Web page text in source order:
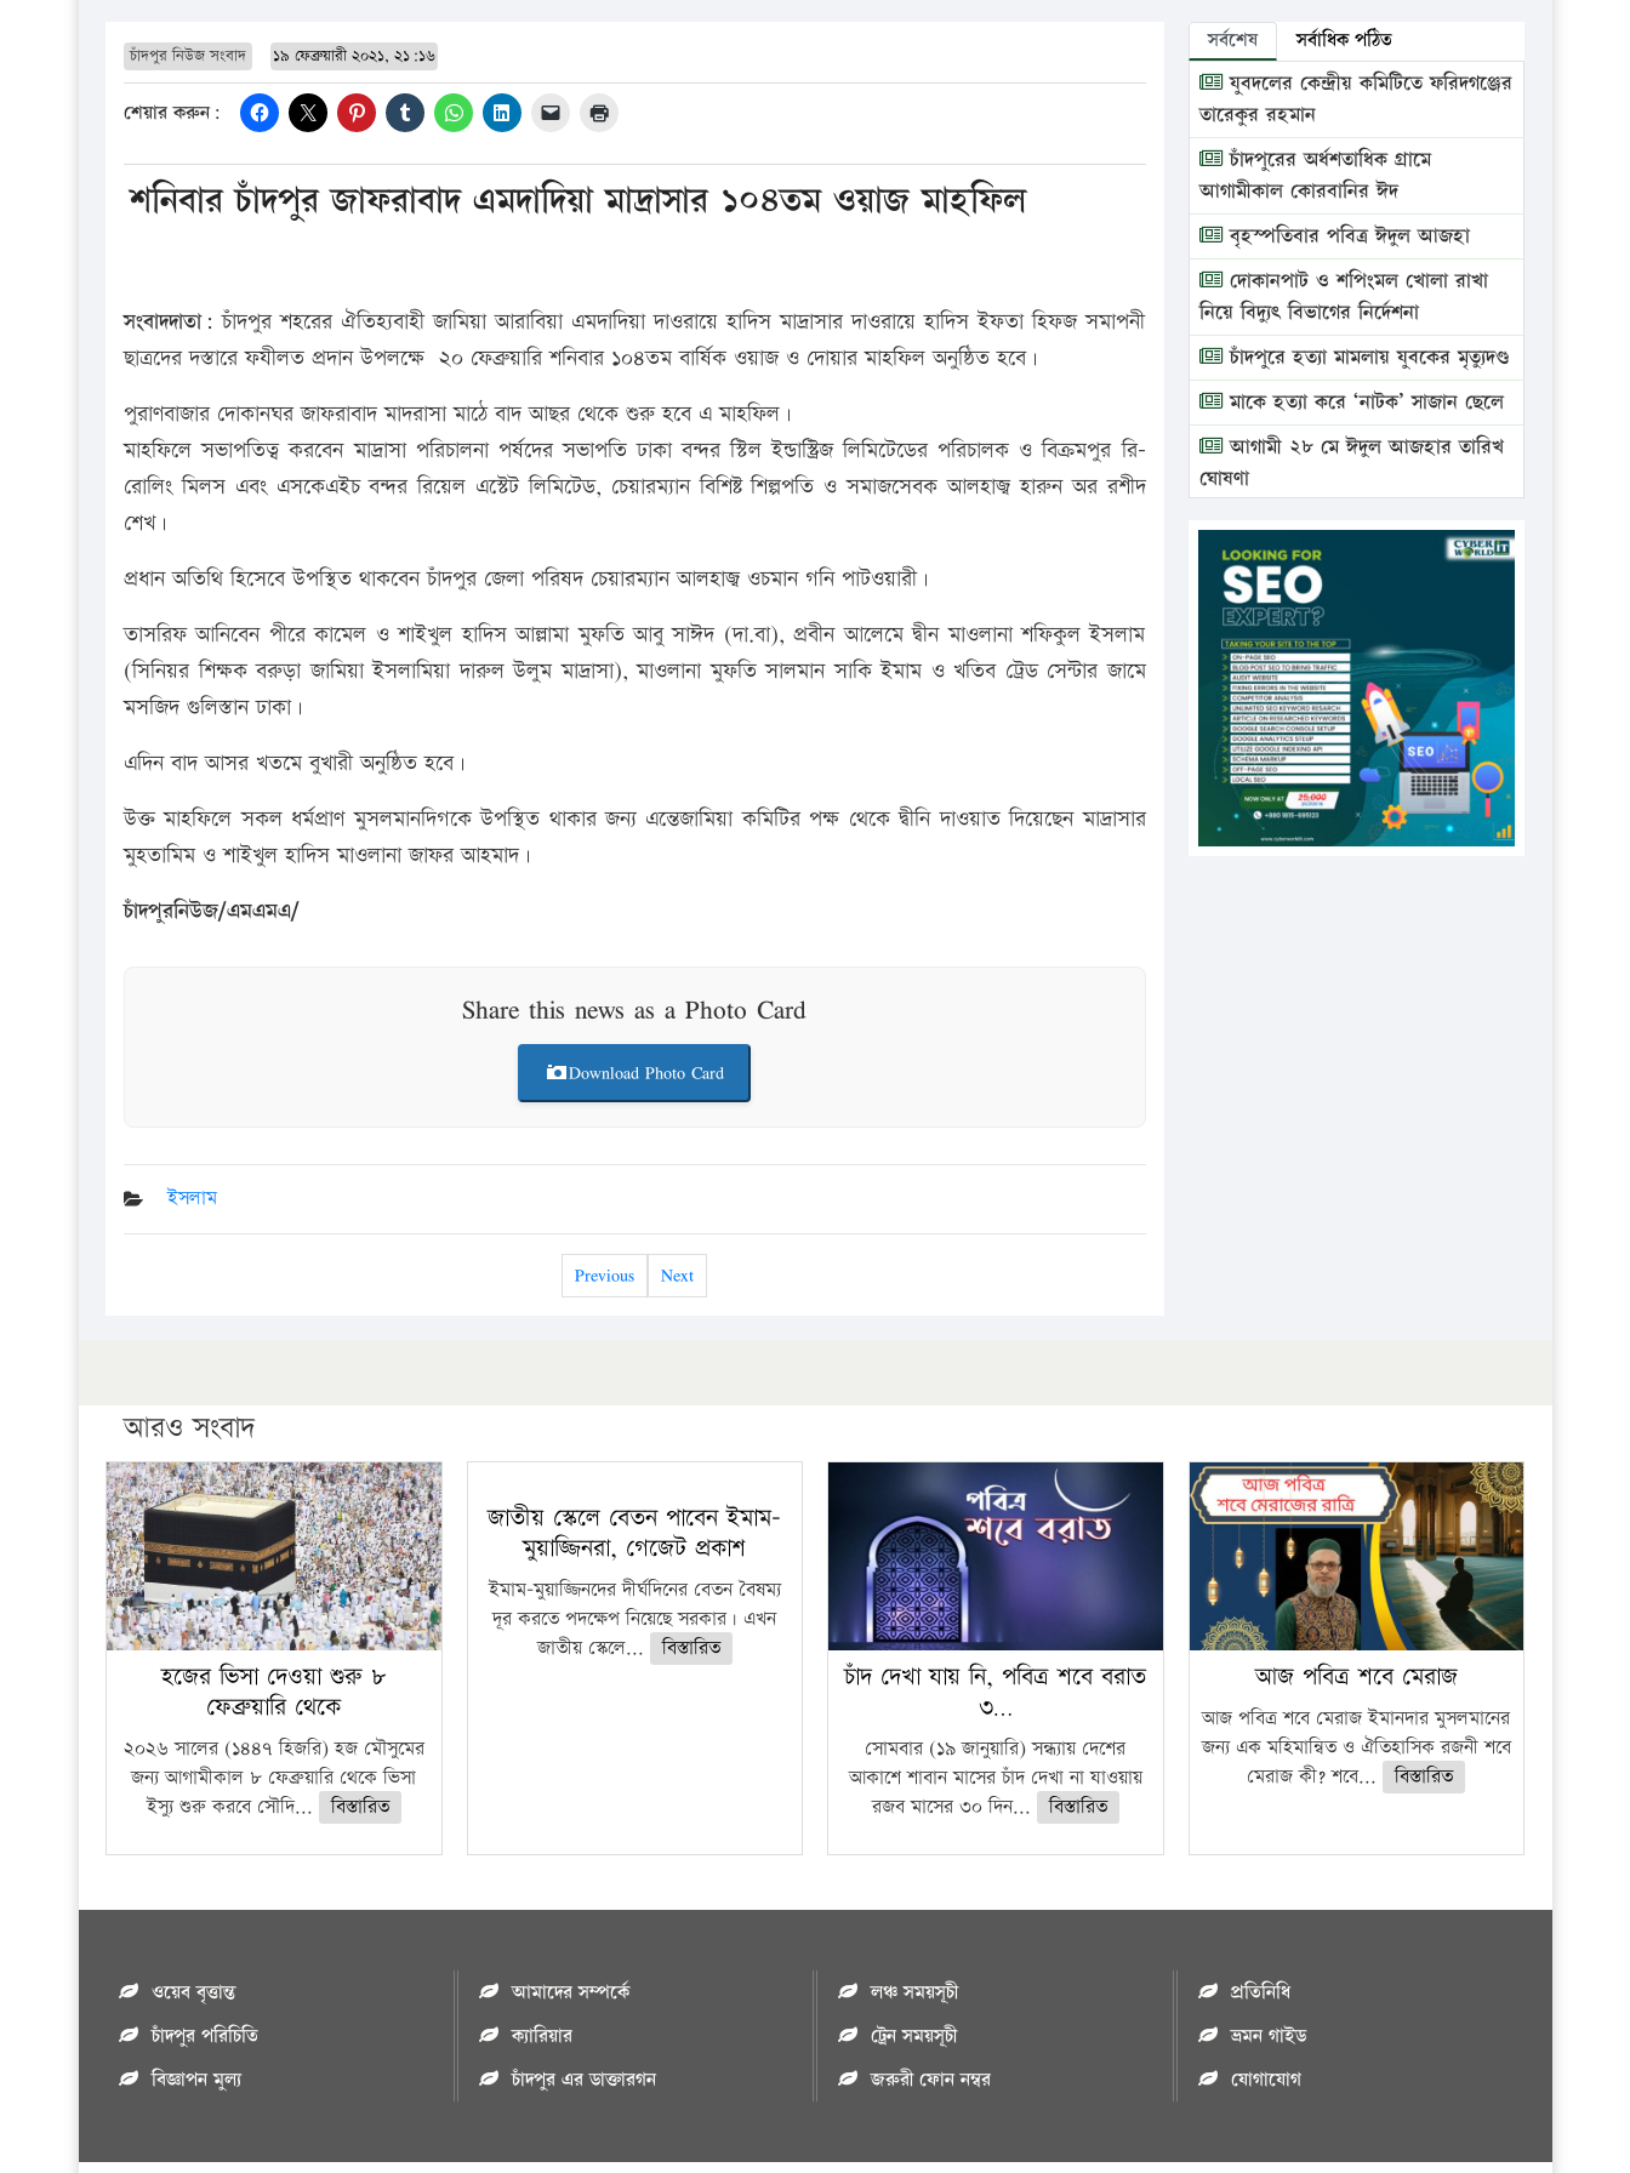
চাঁদপুর নিউজ সংবাদ ১৯ ফেব্রুয়ারী ২০২১, ২১:১৬
শেয়ার করুন:
শনিবার চাঁদপুর জাফরাবাদ এমদাদিয়া মাদ্রাসার ১০৪তম ওয়াজ মাহফিল
সংবাদদাতা: চাঁদপুর শহরের ঐতিহ্যবাহী জামিয়া আরাবিয়া এমদাদিয়া দাওরায়ে হাদিস মাদ্রাসার দাওরায়ে হাদিস ইফতা হিফজ সমাপনী
ছাত্রদের দস্তারে ফযীলত প্রদান উপলক্ষে ২০ ফেব্রুয়ারি শনিবার ১০৪তম বার্ষিক ওয়াজ ও দোয়ার মাহফিল অনুষ্ঠিত হবে।
পুরাণবাজার দোকানঘর জাফরাবাদ মাদরাসা মাঠে বাদ আছর থেকে শুরু হবে এ মাহফিল।
মাহফিলে সভাপতিত্ব করবেন মাদ্রাসা পরিচালনা পর্ষদের সভাপতি ঢাকা বন্দর স্টিল ইন্ডাস্ট্রিজ লিমিটেডের পরিচালক ও বিক্রমপুর রি-
রোলিং মিলস এবং এসকেএইচ বন্দর রিয়েল এস্টেট লিমিটেড, চেয়ারম্যান বিশিষ্ট শিল্পপতি ও সমাজসেবক আলহাজ্ব হারুন অর রশীদ
শেখ।
প্রধান অতিথি হিসেবে উপস্থিত থাকবেন চাঁদপুর জেলা পরিষদ চেয়ারম্যান আলহাজ্ব ওচমান গনি পাটওয়ারী।
তাসরিফ আনিবেন পীরে কামেল ও শাইখুল হাদিস আল্লামা মুফতি আবু সাঈদ (দা.বা), প্রবীন আলেমে দ্বীন মাওলানা শফিকুল ইসলাম
(সিনিয়র শিক্ষক বরুড়া জামিয়া ইসলামিয়া দারুল উলুম মাদ্রাসা), মাওলানা মুফতি সালমান সাকি ইমাম ও খতিব ট্রেড সেন্টার জামে
মসজিদ গুলিস্তান ঢাকা।
এদিন বাদ আসর খতমে বুখারী অনুষ্ঠিত হবে।
উক্ত মাহফিলে সকল ধর্মপ্রাণ মুসলমানদিগকে উপস্থিত থাকার জন্য এন্তেজামিয়া কমিটির পক্ষ থেকে দ্বীনি দাওয়াত দিয়েছেন মাদ্রাসার
মুহতামিম ও শাইখুল হাদিস মাওলানা জাফর আহমাদ।
চাঁদপুরনিউজ/এমএমএ/
Share this news as a Photo Card
Download Photo Card
ইসলাম
Previous Next
সর্বশেষ সর্বাধিক পঠিত
যুবদলের কেন্দ্রীয় কমিটিতে ফরিদগঞ্জের
তারেকুর রহমান
চাঁদপুরের অর্ধশতাধিক গ্রামে
আগামীকাল কোরবানির ঈদ
বৃহস্পতিবার পবিত্র ঈদুল আজহা
দোকানপাট ও শপিংমল খোলা রাখা
নিয়ে বিদ্যুৎ বিভাগের নির্দেশনা
চাঁদপুরে হত্যা মামলায় যুবকের মৃত্যুদণ্ড
মাকে হত্যা করে ‘নাটক’ সাজান ছেলে
আগামী ২৮ মে ঈদুল আজহার তারিখ
ঘোষণা
ভ্রাম্যমাণ আদালতে দুইটি প্রতিষ্ঠানকে
প্রতিষ্ঠানকে ৪০হাজার টাকা জরিমানা।
এবার লঞ্চের ভাড়া বাড়ল
১৭ থেকে ২১ শতাংশ বিদ্যুতের দাম
বাড়ানোর প্রস্তাব পিডিবির
১৬ মে চাঁদপুর ও ২৫ মে ফেনী সফরে
যাবেন প্রধানমন্ত্রী
উচ্চশিক্ষায় গৌরবময় অর্জন: পূর্ণ
স্কলারশিপে যুক্তরাষ্ট্রে পিএইচডি করছেন
আরও সংবাদ
হজের ভিসা দেওয়া শুরু ৮
ফেব্রুয়ারি থেকে
২০২৬ সালের (১৪৪৭ হিজরি) হজ মৌসুমের
জন্য আগামীকাল ৮ ফেব্রুয়ারি থেকে ভিসা
ইস্যু শুরু করবে সৌদি...
বিস্তারিত
জাতীয় স্কেলে বেতন পাবেন ইমাম-
মুয়াজ্জিনরা, গেজেট প্রকাশ
ইমাম-মুয়াজ্জিনদের দীর্ঘদিনের বেতন বৈষম্য
দূর করতে পদক্ষেপ নিয়েছে সরকার। এখন
জাতীয় স্কেলে...
বিস্তারিত
চাঁদ দেখা যায় নি, পবিত্র শবে বরাত
৩…
সোমবার (১৯ জানুয়ারি) সন্ধ্যায় দেশের
আকাশে শাবান মাসের চাঁদ দেখা না যাওয়ায়
রজব মাসের ৩০ দিন...
বিস্তারিত
আজ পবিত্র শবে মেরাজ
আজ পবিত্র শবে মেরাজ ইমানদার মুসলমানের
জন্য এক মহিমান্বিত ও ঐতিহাসিক রজনী শবে
মেরাজ কী? শবে...
বিস্তারিত
ওয়েব বৃত্তান্ত
চাঁদপুর পরিচিতি
বিজ্ঞাপন মুল্য
আমাদের সম্পর্কে
ক্যারিয়ার
চাঁদপুর এর ডাক্তারগন
লঞ্চ সময়সূচী
ট্রেন সময়সূচী
জরুরী ফোন নম্বর
প্রতিনিধি
ভ্রমন গাইড
যোগাযোগ